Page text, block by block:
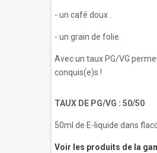
- un café doux .
- un grain de folie.
Avec un taux PG/VG
conquis(e)s !
TAUX DE PG/VG : 50/50
50ml de E-liquide dans
Voir les produits de la